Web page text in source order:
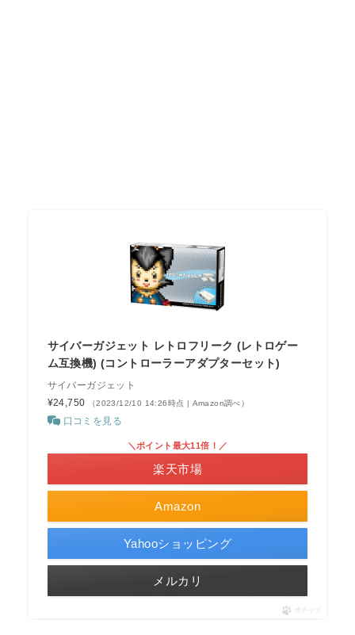
サイバーガジェット レトロフリーク (レトロゲー
ム互換機) (コントローラーアダプターセット)
サイバーガジェット
¥24,750
（2023/12/10 14:26時点 | Amazon調べ）
口コミを見る
Amazon
＼ポイント最大11倍！／
楽天市場
Yahooショッピング
メルカリ
ポチップ